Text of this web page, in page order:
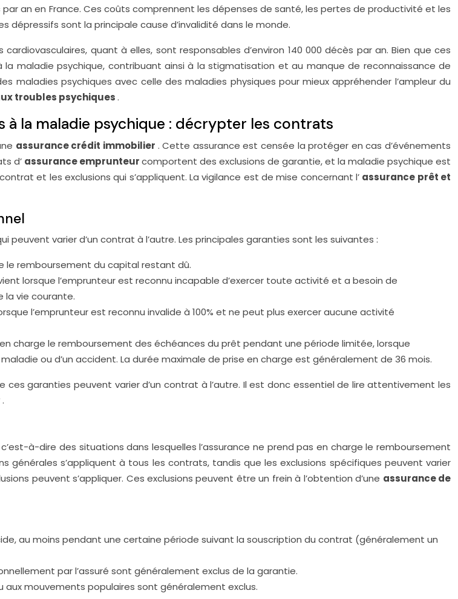
an en France. Ces coûts comprennent les dépenses de santé, les pertes de productivité et les
dépressifs sont la principale cause d’invalidité dans le monde.
quant à elles, sont responsables d’environ 140 000 décès par an. Bien que ces
maladie psychique, contribuant ainsi à la stigmatisation et au manque de reconnaissance de
psychiques avec celle des maladies physiques pour mieux appréhender l’ampleur du
troubles psychiques.
à la maladie psychique : décrypter les contrats
assurance crédit immobilier . Cette assurance est censée la protéger en cas d’événements
d’ assurance emprunteurcomportent des exclusions de garantie, et la maladie psychique est
et les exclusions qui s’appliquent. La vigilance est de mise concernant l’ assurance prêt et
peuvent varier d’un contrat à l’autre. Les principales garanties sont les suivantes :
le remboursement du capital restant dû.
lorsque l’emprunteur est reconnu incapable d’exercer toute activité et a besoin de
la vie courante.
l’emprunteur est reconnu invalide à 100% et ne peut plus exercer aucune activité
charge le remboursement des échéances du prêt pendant une période limitée, lorsque
ou d’un accident. La durée maximale de prise en charge est généralement de 36 mois.
garanties peuvent varier d’un contrat à l’autre. Il est donc essentiel de lire attentivement les
.
à-dire des situations dans lesquelles l’assurance ne prend pas en charge le remboursement
générales s’appliquent à tous les contrats, tandis que les exclusions spécifiques peuvent varier
peuvent s’appliquer. Ces exclusions peuvent être un frein à l’obtention d’une assurance de
au moins pendant une certaine période suivant la souscription du contrat (généralement un
par l’assuré sont généralement exclus de la garantie.
mouvements populaires sont généralement exclus.